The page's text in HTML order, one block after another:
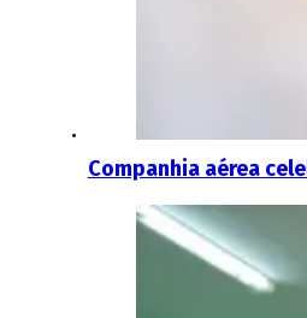
Companhia aérea